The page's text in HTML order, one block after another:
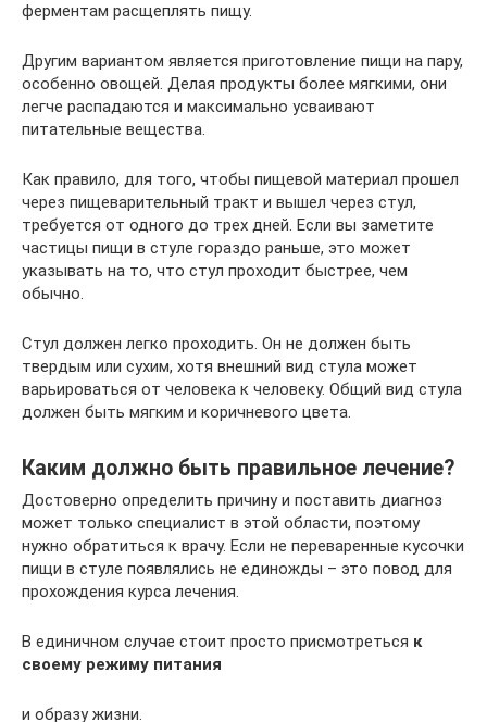
ферментам расщеплять пищу.
Другим вариантом является приготовление пищи на пару,
особенно овощей. Делая продукты более мягкими, они
легче распадаются и максимально усваивают
питательные вещества.
Как правило, для того, чтобы пищевой материал прошел
через пищеварительный тракт и вышел через стул,
требуется от одного до трех дней. Если вы заметите
частицы пищи в стуле гораздо раньше, это может
указывать на то, что стул проходит быстрее, чем
обычно.
Стул должен легко проходить. Он не должен быть
твердым или сухим, хотя внешний вид стула может
варьироваться от человека к человеку. Общий вид стула
должен быть мягким и коричневого цвета.
Каким должно быть правильное лечение?
Достоверно определить причину и поставить диагноз
может только специалист в этой области, поэтому
нужно обратиться к врачу. Если не переваренные кусочки
пищи в стуле появлялись не единожды – это повод для
прохождения курса лечения.
В единичном случае стоит просто присмотреться к
своему режиму питания
и образу жизни.